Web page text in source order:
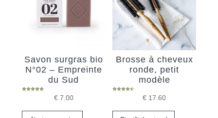
Savon surgras bio
N°02 – Empreinte
du Sud
€7.00
Brosse à cheveux
ronde, petit
modèle
€ 17.60